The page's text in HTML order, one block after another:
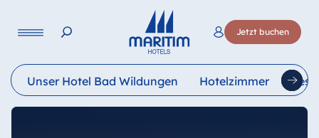
Jetzt buchen
Unser Hotel Bad Wildungen Hotelzimmer